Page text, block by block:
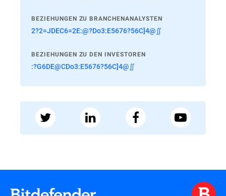
BEZIEHUNGEN ZU BRANCHENANALYSTEN
2?2=JDEC6=2E:@?Do3:E5676?56C]4@∬
BEZIEHUNGEN ZU DEN INVESTOREN
:?G6DE@CDo3:E5676?56C]4@∬